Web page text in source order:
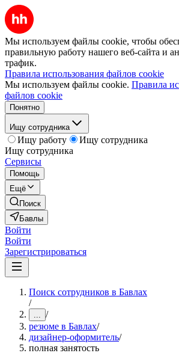
Мы используем файлы cookie, чтобы
правильную работу нашего веб-сайта и
трафик.
Правила использования файлов cookie
Мы используем файлы cookie. Правила
файлов cookie
Понятно
Ищу сотрудника
Ищу работу
Ищу сотрудника
Ищу сотрудника
Сервисы
Помощь
Ещё
Поиск
Бавлы
Войти
Войти
Зарегистрироваться
Поиск сотрудников в Бавлах
/
... /
резюме в Бавлах/
дизайнер-оформитель/
полная занятость